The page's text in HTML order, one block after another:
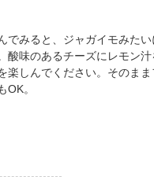
でみると、ジャガイモみた
酸味のあるチーズにレモン
楽しんでください。そのま
。